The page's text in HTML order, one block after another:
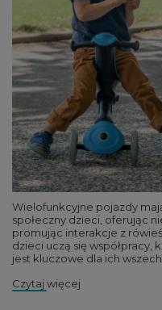
Wielofunkcyjne pojazdy
społeczny dzieci, oferując
promując interakcje z
dzieci uczą się współpracy,
jest kluczowe dla ich
Czytaj więcej